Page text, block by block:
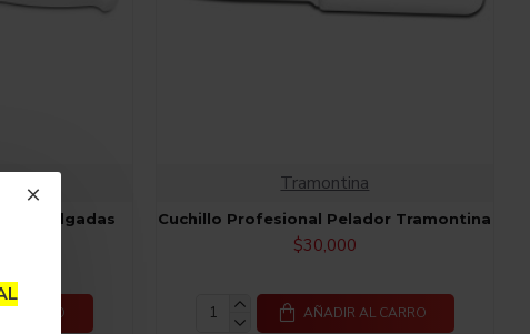
6 Pulgadas
CARRO
Tramontina
Cuchillo Profesional Pelador Tramontina
$30,000
AÑADIR AL CARRO